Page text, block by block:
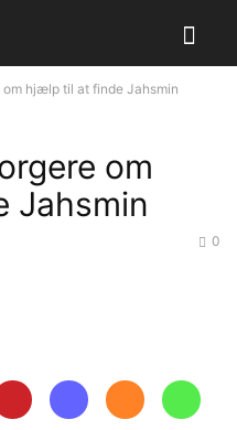
om hjælp til at finde Jahsmin
om
Jahsmin
0